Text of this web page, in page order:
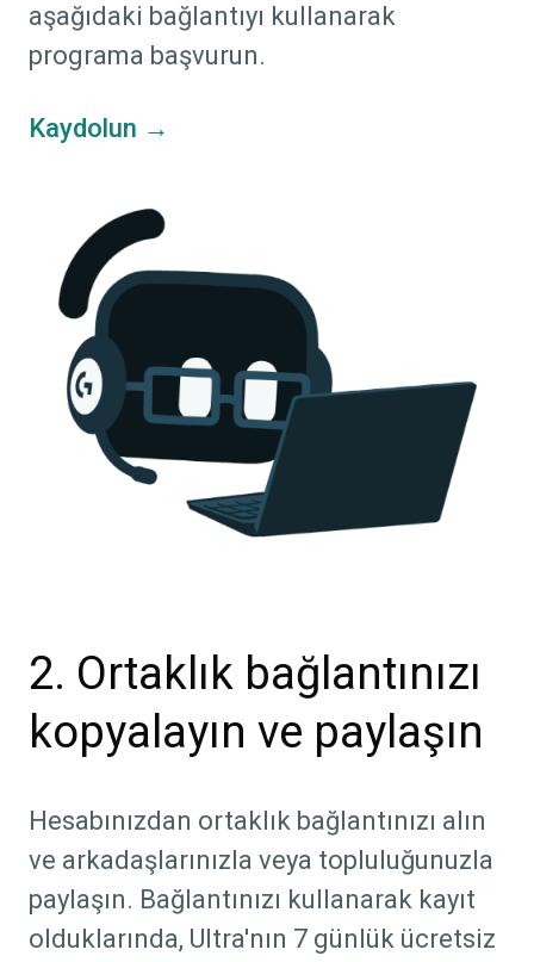
aşağıdaki bağlantıyı kullanarak
programa başvurun.
Kaydolun →
2. Ortaklık bağlantınızı
kopyalayın ve paylaşın
Hesabınızdan ortaklık bağlantınızı alın
ve arkadaşlarınızla veya topluluğunuzla
paylaşın. Bağlantınızı kullanarak kayıt
olduklarında, Ultra'nın 7 günlük ücretsiz